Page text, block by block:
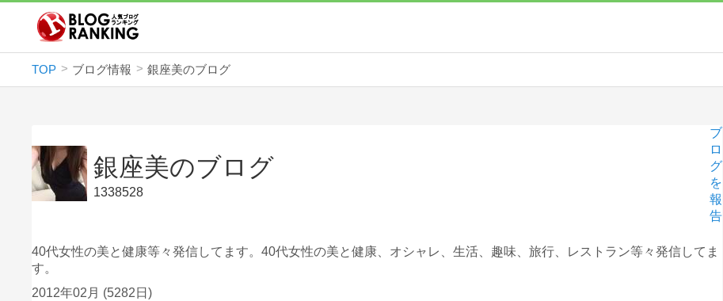
TOP ブログ情報 銀座美のブログ
銀座美のブログ
1338528
ブ
ロ
グ
を
報
告
40代女性の美と健康等々発信してます。40代女性の美と健康、オシャレ、生活、趣味、旅行、レストラン等々発信してま
す。
2012年02月 (5282日)